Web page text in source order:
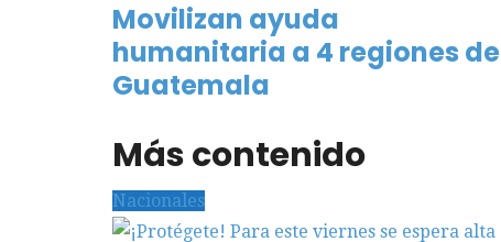
Movilizan ayuda
humanitaria a 4 regiones de
Guatemala
Más contenido
Nacionales